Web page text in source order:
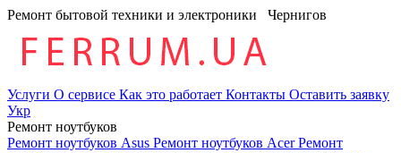
Ремонт бытовой техники и электроники Чернигов
Услуги О сервисе Как это работает Контакты Оставить заявку
Укр
Ремонт ноутбуков
Ремонт ноутбуков Asus Ремонт ноутбуков AcerРемонт